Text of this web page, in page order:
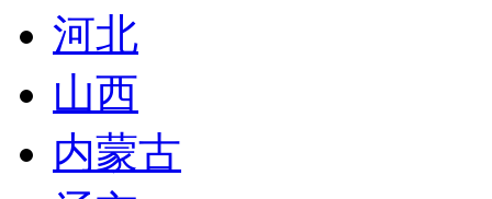
河北
山西
内蒙古